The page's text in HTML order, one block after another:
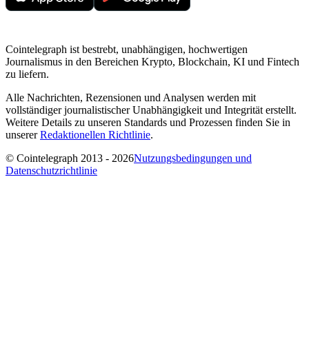
Cointelegraph ist bestrebt, unabhängigen, hochwertigen
Journalismus in den Bereichen Krypto, Blockchain, KI und Fintech
zu liefern.
Alle Nachrichten, Rezensionen und Analysen werden mit
vollständiger journalistischer Unabhängigkeit und Integrität erstellt.
Weitere Details zu unseren Standards und Prozessen finden Sie in
unsererRedaktionellen Richtlinie.
© Cointelegraph 2013 - 2026Nutzungsbedingungen und
Datenschutzrichtlinie